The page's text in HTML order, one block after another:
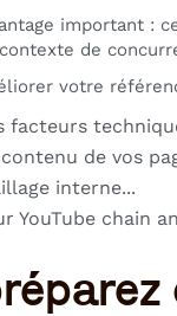
important :
de
votre
facteurs
de vos
interne...
YouTube chain